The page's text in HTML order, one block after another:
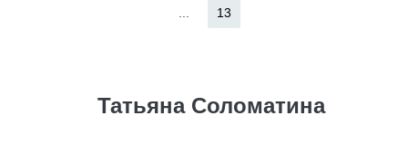
13
Татьяна Соломатина